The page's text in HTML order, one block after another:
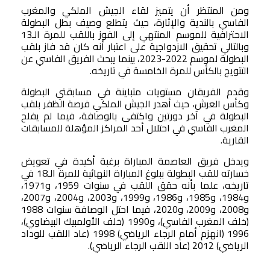
ومن المنتظر أن يتميز لقاء الجيش الملكي والمغرب
الفاسي بالندية والإثارة، حيث يتطلع وصيف بطل البطولة
الاحترافية للموسم المنتهي إلى الفوز باللقب للمرة الـ13
وبالتالي تحقيق الازدواجية على اعتبار أنه كان قد فاز بلقب
البطولة لموسم 2022-2023، بينما يبحث الفريق الفاسي عن
التتويج بالكأس للمرة الخامسة في تاريخه.
وقدم الفريقان مستويات متباينة في مسابقتي البطولة
وكأس العرش، حيث أهدر الجيش الملكي فرصة الظفر بلقب
البطولة في آخر دورتين واكتفى بالوصافة، فيما لم يفلح
المغرب الفاسي في احتلال أحد المراكز المؤهلة للمسابقات
القارية.
ويدخل فريق العاصمة المباراة برغبة أكيدة في تعويض
خسارته للقب البطولة ببلوغ المباراة النهائية للمرة الـ18 في
تاريخه، علما بأنه حقق اللقب في سنوات 1959، و1971،
و1984، و1985، و1986، و1999، و2003، و2004، و2007،
و2008، و2009، و2020، فيما احتل الوصافة سنوات 1988
(خلف المغرب الفاسي)، و1990 (خلف الأولمبيك البيضاوي)،
1996 (انهزم أمام الرجاء الرياضي) 1998 (عاد اللقب للوداد
الرياضي) 2012 (عاد اللقب الرجاء الرياضي).